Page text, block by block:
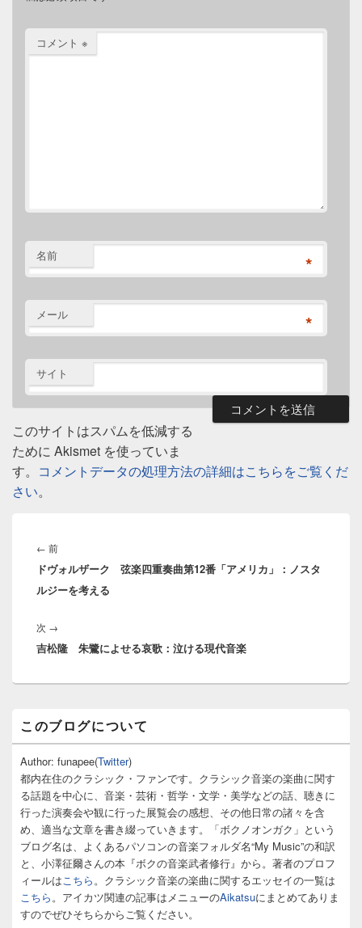
コメント ※
名前 *
メール *
サイト
このサイトはスパムを低減する
ために Akismet を使っていま
す。 コメントデータの処理方法の詳細はこちらをご覧くだ
さい。
稿
ナ
ビ
ゲ
シ
ョ
← 前前
の
投
ドヴォルザーク 弦楽四重奏曲第12番「アメリカ」：ノスタ
ルジーを考える
次 →
の
稿:
吉松隆 朱鷺によせる哀歌：泣ける現代音楽
ン
サ
イ
バ
ー
ウ
ィ
ト
エ
このブログについて
Author: funapee(Twitter)
都内在住のクラシック・ファンです。クラシック音楽の楽曲に関す
る話題を中心に、音楽・芸術・哲学・文学・美学などの話、聴きに
行った演奏会や観に行った展覧会の感想、その他日常の諸々を含
め、適当な文章を書き綴っていきます。「ボクノオンガク」という
ブログ名は、よくあるパソコンの音楽フォルダ名“My Music”の和訳
と、小澤征爾さんの本『ボクの音楽武者修行』から。著者のプロフ
ィールはこちら。クラシック音楽の楽曲に関するエッセイの一覧は
こちら。アイカツ関連の記事はメニューのAikatsuにまとめてありま
すのでぜひそちらからご覧ください。